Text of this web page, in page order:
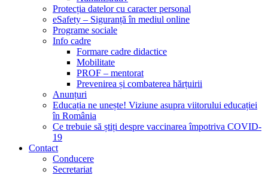
Protecția datelor cu caracter personal
eSafety – Siguranță în mediul online
Programe sociale
Info cadre
Formare cadre didactice
Mobilitate
PROF – mentorat
Prevenirea și combaterea hărțuirii
Anunțuri
Educația ne unește! Viziune asupra viitorului educației
în România
Ce trebuie să știți despre vaccinarea împotriva COVID-
19
Contact
Conducere
Secretariat